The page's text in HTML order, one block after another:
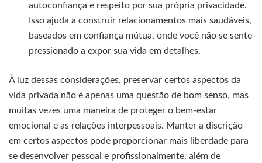
autoconfiança e respeito por sua própria privacidade.
Isso ajuda a construir relacionamentos mais saudáveis,
baseados em confiança mútua, onde você não se sente
pressionado a expor sua vida em detalhes.
À luz dessas considerações, preservar certos aspectos da
vida privada não é apenas uma questão de bom senso, mas
muitas vezes uma maneira de proteger o bem-estar
emocional e as relações interpessoais. Manter a discrição
em certos aspectos pode proporcionar mais liberdade para
se desenvolver pessoal e profissionalmente, além de